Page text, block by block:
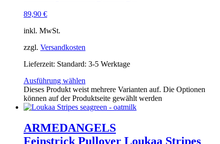
89,90 €
inkl. MwSt.
zzgl. Versandkosten
Lieferzeit: Standard: 3-5 Werktage
Ausführung wählen
Dieses Produkt weist mehrere Varianten auf. Die Optionen
können auf der Produktseite gewählt werden
ARMEDANGELS
Feinstrick Pullover Loukaa Stripes